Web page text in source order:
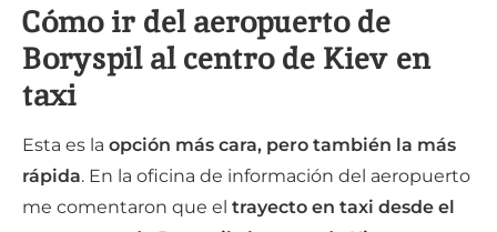
Cómo ir del aeropuerto de
Boryspil al centro de Kiev en
taxi
Esta es la opción más cara, pero también la más
rápida. En la oficina de información del aeropuerto
me comentaron que el trayecto en taxi desde el